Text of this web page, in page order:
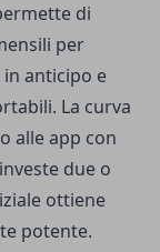
di
per
anticipo e
La curva
alle app con
due o
ottiene
potente.